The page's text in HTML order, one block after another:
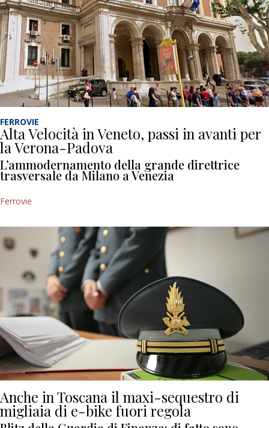
FERROVIE
Alta Velocità in Veneto, passi in avanti per
la Verona-Padova
L’ammodernamento della grande direttrice
trasversale da Milano a Venezia
Ferrovie
Anche in Toscana il maxi-sequestro di
migliaia di e-bike fuori regola